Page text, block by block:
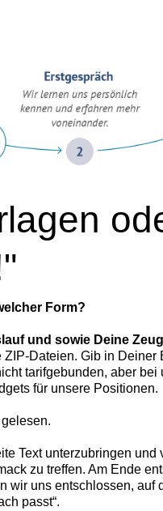
Form?
und sowie Deine
Dateien. Gib in
tarifgebunden, aber
für unsere Positionen.
Text unterzubringen
zu treffen. Am Ende
wir uns entschlossen, auf
passt“.